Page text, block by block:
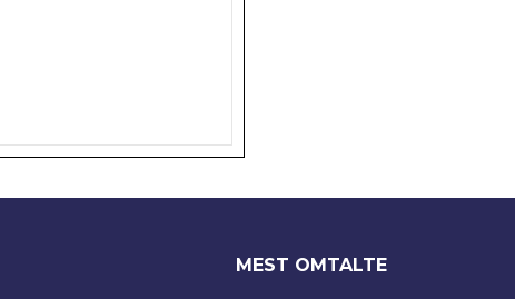
MEST OMTALTE